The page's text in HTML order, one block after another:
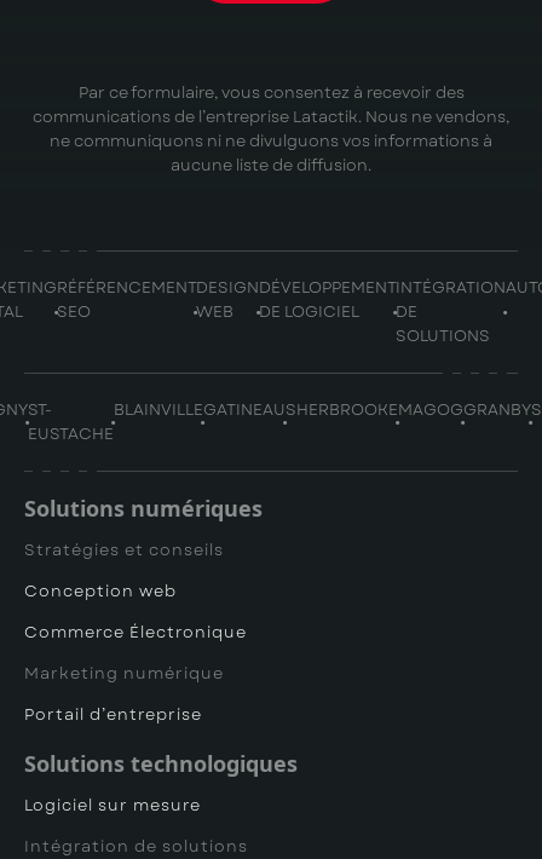
Par ce formulaire, vous consentez à recevoir des
communications de l’entreprise Latactik. Nous ne vendons,
ne communiquons ni ne divulguons vos informations à
aucune liste de diffusion.
RÉFÉRENCEMENT
SEO
DESIGN
WEB
DÉVELOPPEMENT
DE LOGICIEL
INTÉGRATION
DE
SOLUTIONS
ST-
EUSTACHE
BLAINVILLEGATINEAUSHERBROOKEMAGOGGRANBY
Solutions numériques
Stratégies et conseils
Conception web
Commerce Électronique
Marketing numérique
Portail d’entreprise
Solutions technologiques
Logiciel sur mesure
Intégration de solutions